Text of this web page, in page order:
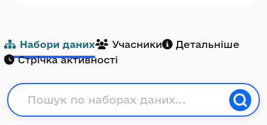
Набори даних Учасники
Детальніше
Стрічка активності